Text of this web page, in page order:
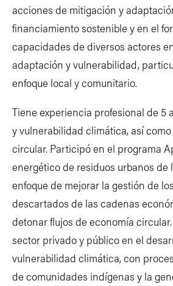
acciones de mitigación y
financiamiento sostenible y en el
capacidades de diversos actores
adaptación y vulnerabilidad,
enfoque local y comunitario.
Tiene experiencia profesional de 5
y vulnerabilidad climática, así
circular. Participó en el programa
energético de residuos urbanos de
enfoque de mejorar la gestión de
descartados de las cadenas
detonar flujos de economía
sector privado y público en el
vulnerabilidad climática, con
de comunidades indígenas y la